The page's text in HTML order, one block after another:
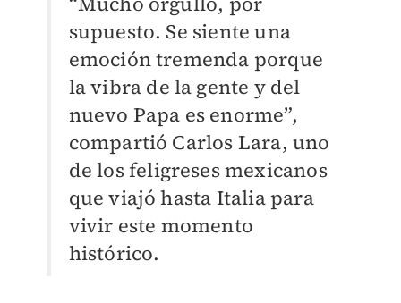
supuesto. Se siente una
emoción tremenda porque
la vibra de la gente y del
nuevo Papa es enorme”,
compartió Carlos Lara, uno
de los feligreses mexicanos
que viajó hasta Italia para
vivir este momento
histórico.